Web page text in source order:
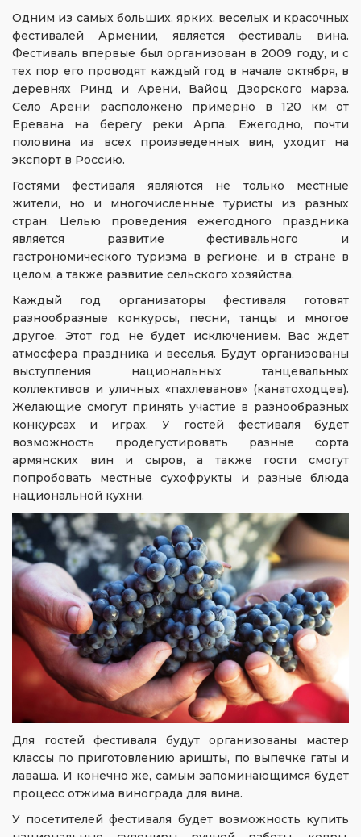
Одним из самых больших, ярких, веселых и красочных
фестивалей Армении, является фестиваль вина.
Фестиваль впервые был организован в 2009 году, и с
тех пор его проводят каждый год в начале октября, в
деревнях Ринд и Арени, Вайоц Дзорского марза.
Село Арени расположено примерно в 120 км от
Еревана на берегу реки Арпа. Ежегодно, почти
половина из всех произведенных вин, уходит на
экспорт в Россию.
Гостями фестиваля являются не только местные
жители, но и многочисленные туристы из разных
стран. Целью проведения ежегодного праздника
является развитие фестивального и
гастрономического туризма в регионе, и в стране в
целом, а также развитие сельского хозяйства.
Каждый год организаторы фестиваля готовят
разнообразные конкурсы, песни, танцы и многое
другое. Этот год не будет исключением. Вас ждет
атмосфера праздника и веселья. Будут организованы
выступления национальных танцевальных
коллективов и уличных «пахлеванов» (канатоходцев).
Желающие смогут принять участие в разнообразных
конкурсах и играх. У гостей фестиваля будет
возможность продегустировать разные сорта
армянских вин и сыров, а также гости смогут
попробовать местные сухофрукты и разные блюда
национальной кухни.
Для гостей фестиваля будут организованы мастер
классы по приготовлению аришты, по выпечке гаты и
лаваша. И конечно же, самым запоминающимся будет
процесс отжима винограда для вина.
У посетителей фестиваля будет возможность купить